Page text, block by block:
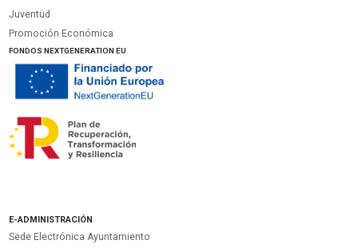
Juventud
Promoción Económica
FONDOS NEXTGENERATION EU
E-ADMINISTRACIÓN
Sede Electrónica Ayuntamiento